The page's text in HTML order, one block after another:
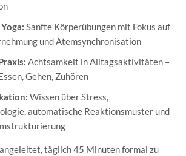
Sanfte Körperübungen mit Fokus auf
und Atemsynchronisation
Achtsamkeit in Alltagsaktivitäten –
Gehen, Zuhören
Wissen über Stress,
automatische Reaktionsmuster und
täglich 45 Minuten formal zu